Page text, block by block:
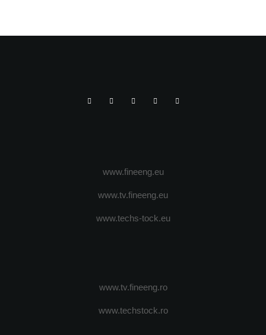
www.fineeng.eu
www.tv.fineeng.eu
www.techs-tock.eu
www.tv.fineeng.ro
www.techstock.ro